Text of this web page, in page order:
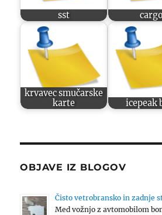
sst cargo
krvavec smučarske
karte
icepeak
OBJAVE IZ BLOGOV
Čisto vetrobransko in zadnje
Med vožnjo z avtomobilom